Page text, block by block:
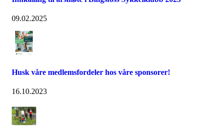
09.02.2025
Husk våre medlemsfordeler hos våre sponsorer!
16.10.2023